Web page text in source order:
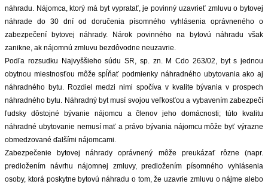
náhradu. Nájomca, ktorý má byt vypratať, je povinný uzavrieť zmluvu o bytovej
náhrade do 30 dní od doručenia písomného vyhlásenia oprávneného o
zabezpečení bytovej náhrady. Nárok povinného na bytovú náhradu však
zanikne, ak nájomnú zmluvu bezdôvodne neuzavrie.
Podľa rozsudku Najvyššieho súdu SR, sp. zn. M Cdo 263/02, byt s jednou
obytnou miestnosťou môže spĺňať podmienky náhradného ubytovania ako aj
náhradného bytu. Rozdiel medzi nimi spočíva v kvalite bývania v prospech
náhradného bytu. Náhradný byt musí svojou veľkosťou a vybavením zabezpečí
ľudsky dôstojné bývanie nájomcu a členov jeho domácnosti; túto kvalitu
náhradné ubytovanie nemusí mať a právo bývania nájomcu môže byť výrazne
obmedzované ďalšími nájomcami.
Zabezpečenie bytovej náhrady oprávnený môže preukázať rôzne (napr.
predložením návrhu nájomnej zmluvy, predložením písomného vyhlásenia
osoby, ktorá poskytne bytovú náhradu o tom, že uzavrie zmluvu o nájme alebo